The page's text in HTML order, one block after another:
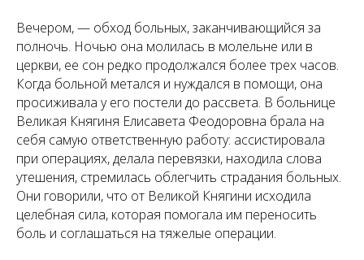
Вечером, — обход больных, заканчивающийся за
полночь. Ночью она молилась в молельне или в
церкви, ее сон редко продолжался более трех часов.
Когда больной метался и нуждался в помощи, она
просиживала у его постели до рассвета. В больнице
Великая Княгиня Елисавета Феодоровна брала на
себя самую ответственную работу: ассистировала
при операциях, делала перевязки, находила слова
утешения, стремилась облегчить страдания больных.
Они говорили, что от Великой Княгини исходила
целебная сила, которая помогала им переносить
боль и соглашаться на тяжелые операции.